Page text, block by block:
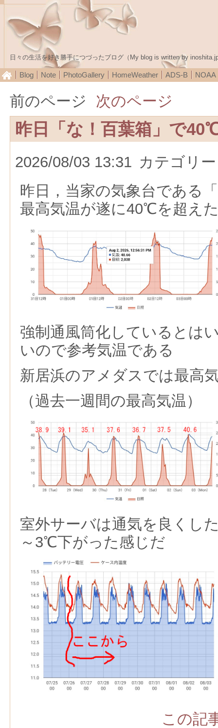
日々の生活を好き勝手につづったブログ（My blog is written by
Blog Note PhotoGallery HomeWeather ADS-B NOAA
前のページ 次のページ
昨日「な！百葉箱」で
2026/08/03 13:31 カテゴリ
昨日，当家の気象台である
最高気温が遂に40℃を超え
強制通風筒化しているとは
いので参考気温である
新居浜のアメダスでは最高
（過去一週間の最高気温）
室外サーバは通気を良くし
～3℃下がった感じだ
この記